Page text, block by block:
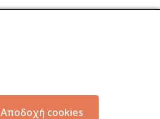
Αποδοχή cookies